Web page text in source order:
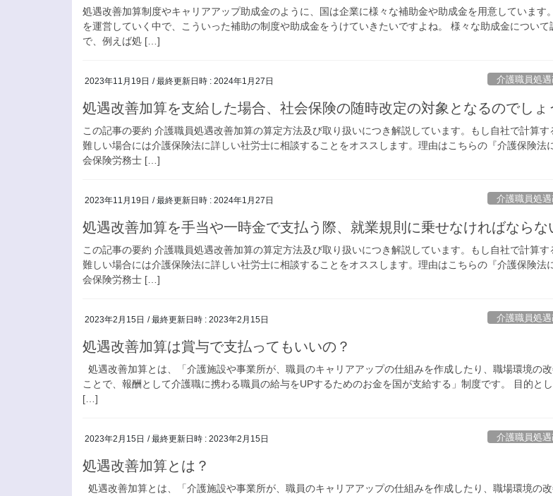
処遇改善加算制度やキャリアアップ助成金のように、国は企業に様々な補助金や助成金を用意しています
を運営していく中で、こういった補助の制度や助成金をうけていきたいですよね。 様々な助成金について
で、例えば処 […]
2023年11月19日 / 最終更新日時 : 2024年1月27日 介護職員処
処遇改善加算を支給した場合、社会保険の随時改定の対象となるのでしょ
この記事の要約 介護職員処遇改善加算の算定方法及び取り扱いにつき解説しています。もし自社で計算す
難しい場合には介護保険法に詳しい社労士に相談することをオススします。理由はこちらの『介護保険法
会保険労務士 […]
2023年11月19日 / 最終更新日時 : 2024年1月27日 介護職員処
処遇改善加算を手当や一時金で支払う際、就業規則に乗せなければならな
この記事の要約 介護職員処遇改善加算の算定方法及び取り扱いにつき解説しています。もし自社で計算す
難しい場合には介護保険法に詳しい社労士に相談することをオススします。理由はこちらの『介護保険法
会保険労務士 […]
2023年2月15日 / 最終更新日時 : 2023年2月15日 介護職員処
処遇改善加算は賞与で支払ってもいいの？
処遇改善加算とは、「介護施設や事業所が、職員のキャリアアップの仕組みを作成したり、職場環境の
ことで、報酬として介護職に携わる職員の給与をUPするためのお金を国が支給する」制度です。 目的とし
[…]
2023年2月15日 / 最終更新日時 : 2023年2月15日 介護職員処
処遇改善加算とは？
処遇改善加算とは、「介護施設や事業所が、職員のキャリアアップの仕組みを作成したり、職場環境の